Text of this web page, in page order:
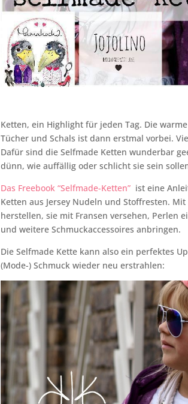
Ketten, ein Highlight für jeden Tag. Die
Tücher und Schals ist dann erstmal vorbei.
Dafür sind die Selfmade Ketten wunderbar
dünn, wie auffällig oder schlicht sie sein
Das Freebook “Selfmade-Ketten” ist eine
Ketten aus Jersey Nudeln und Stoffresten.
herstellen, sie mit Fransen versehen, Perlen
und weitere Schmuckaccessoires anbringen.
Die Selfmade Kette kann also ein perfektes
(Mode-) Schmuck wieder neu erstrahlen: